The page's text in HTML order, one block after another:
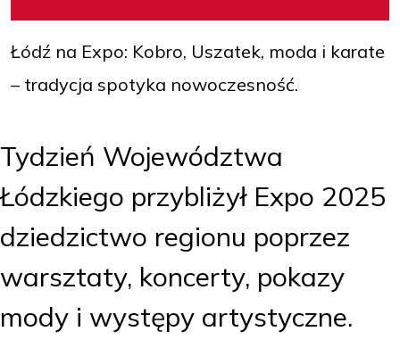
Łódź na Expo: Kobro, Uszatek, moda i karate
– tradycja spotyka nowoczesność.
Tydzień Województwa
Łódzkiego przybliżył Expo 2025
dziedzictwo regionu poprzez
warsztaty, koncerty, pokazy
mody i występy artystyczne.